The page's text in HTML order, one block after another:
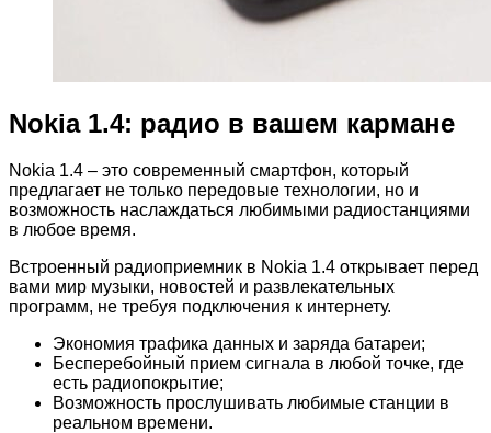
Nokia 1.4: радио в вашем кармане
Nokia 1.4 – это современный смартфон, который
предлагает не только передовые технологии, но и
возможность наслаждаться любимыми радиостанциями
в любое время.
Встроенный радиоприемник в Nokia 1.4 открывает перед
вами мир музыки, новостей и развлекательных
программ, не требуя подключения к интернету.
Экономия трафика данных и заряда батареи;
Бесперебойный прием сигнала в любой точке, где
есть радиопокрытие;
Возможность прослушивать любимые станции в
реальном времени.